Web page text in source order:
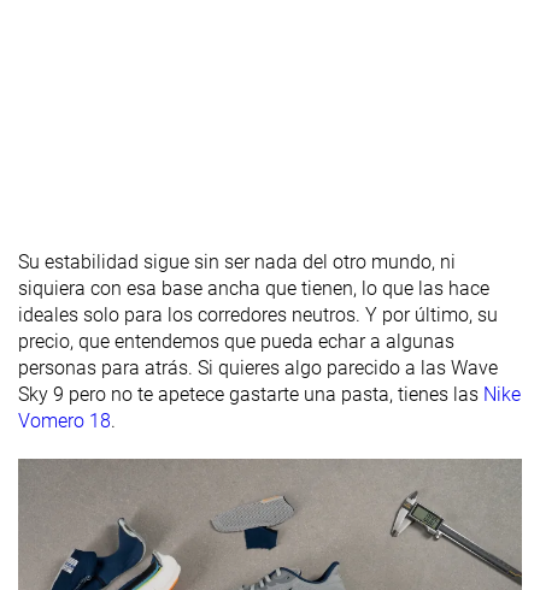
laboratorio
Antepié
marca
38.0 mm 28.0 mm
Anchuras
disponibles
Estándar
Ancho
Estándar Estándar
friendly
estaciones
Todas las
Todas las
estaciones
Removable ✓ ✓
Su estabilidad sigue sin ser nada del otro mundo, ni
siquiera con esa base ancha que tienen, lo que las hace
ideales solo para los corredores neutros. Y por último, su
precio, que entendemos que pueda echar a algunas
personas para atrás. Si quieres algo parecido a las Wave
Sky 9 pero no te apetece gastarte una pasta, tienes las Nike
Vomero 18.